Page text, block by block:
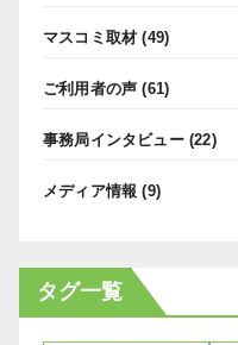
マスコミ取材 (49)
ご利用者の声 (61)
事務局インタビュー(22)
メディア情報 (9)
タグ一覧